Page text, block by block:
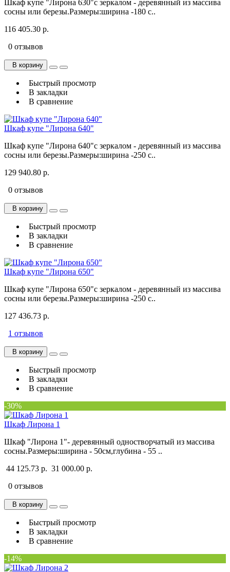
Шкаф купе "Лирона 630"с зеркалом - деревянный из массива
сосны или березы.Размеры:ширина -180 с..
116 405.30 р.
0 отзывов
В корзину
Быстрый просмотр
В закладки
В сравнение
Шкаф купе "Лирона 640"
Шкаф купе "Лирона 640"с зеркалом - деревянный из массива
сосны или березы.Размеры:ширина -250 с..
129 940.80 р.
0 отзывов
В корзину
Быстрый просмотр
В закладки
В сравнение
Шкаф купе "Лирона 650"
Шкаф купе "Лирона 650"с зеркалом - деревянный из массива
сосны или березы.Размеры:ширина -250 с..
127 436.73 р.
1 отзывов
В корзину
Быстрый просмотр
В закладки
В сравнение
-30%
Шкаф Лирона 1
Шкаф "Лирона 1"- деревянный одностворчатый из массива
сосны.Размеры:ширина - 50см,глубина - 55 ..
44 125.73 р. 31 000.00 р.
0 отзывов
В корзину
Быстрый просмотр
В закладки
В сравнение
-14%